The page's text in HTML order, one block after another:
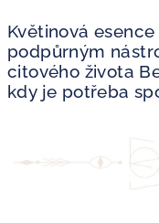
Květinová
podpůrným
citového života
kdy je potřeba